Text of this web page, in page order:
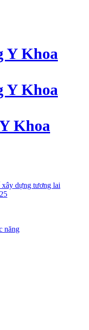
Khoa
dựng tương lai
năng